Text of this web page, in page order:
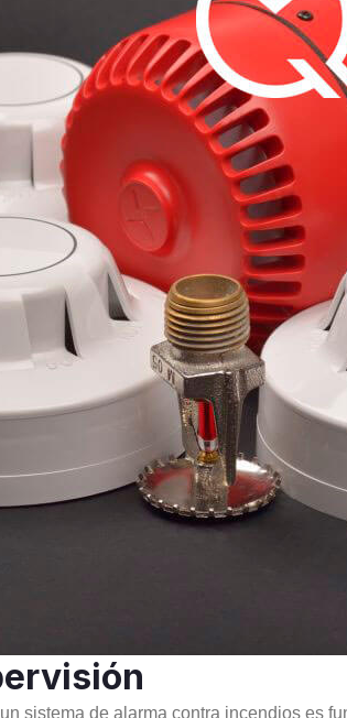
sistema de alarma contra incendios es